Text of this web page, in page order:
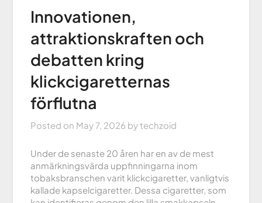
Innovationen,
attraktionskraften och
debatten kring
klickcigaretternas
förflutna
Posted on May 7, 2026 bytechzoid
Under de senaste 20 åren har en av de mest
anmärkningsvärda uppfinningarna inom
tobaksbranschen varit klickcigaretter, vanligtvis
kallade kapselcigaretter. Dessa cigaretter, som